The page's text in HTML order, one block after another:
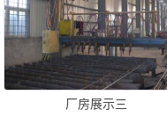
厂房展示三